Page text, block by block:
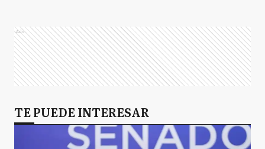
Ads
TE PUEDE INTERESAR